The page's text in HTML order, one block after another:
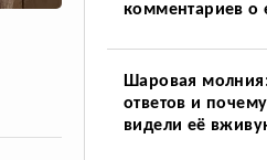
комментариев о
Шаровая
ответов и
видели её